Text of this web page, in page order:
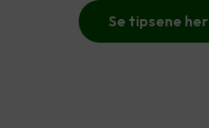
Se tipsene her